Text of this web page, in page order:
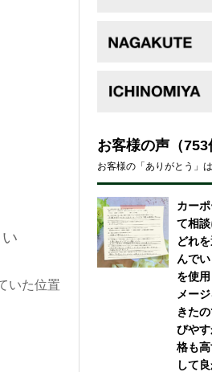
いた位置
お客様の声 （753
お客様の「ありがとう」
カー
て相談
どれ
んで
を使
メー
きた
びや
格も
して